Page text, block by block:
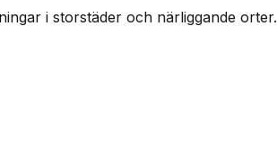
i storstäder och närliggande orter.